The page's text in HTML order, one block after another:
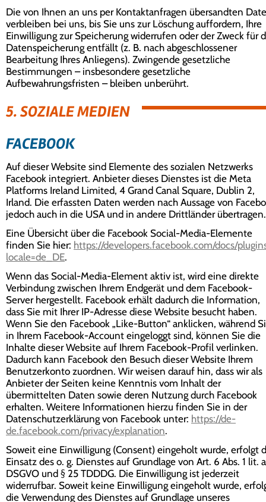
Die von Ihnen an uns per Kontaktanfragen übersandten
verbleiben bei uns, bis Sie uns zur Löschung auffordern, Ihre
Einwilligung zur Speicherung widerrufen oder der Zweck für
Datenspeicherung entfällt (z. B. nach abgeschlossener
Bearbeitung Ihres Anliegens). Zwingende gesetzliche
Bestimmungen – insbesondere gesetzliche
Aufbewahrungsfristen – bleiben unberührt.
5. SOZIALE MEDIEN
FACEBOOK
Auf dieser Website sind Elemente des sozialen Netzwerks
Facebook integriert. Anbieter dieses Dienstes ist die Meta
Platforms Ireland Limited, 4 Grand Canal Square, Dublin 2,
Irland. Die erfassten Daten werden nach Aussage von
jedoch auch in die USA und in andere Drittländer übertragen.
Eine Übersicht über die Facebook Social-Media-Elemente
finden Sie hier: https://developers.facebook.com/docs/
locale=de_DE.
Wenn das Social-Media-Element aktiv ist, wird eine direkte
Verbindung zwischen Ihrem Endgerät und dem Facebook-
Server hergestellt. Facebook erhält dadurch die Information,
dass Sie mit Ihrer IP-Adresse diese Website besucht haben.
Wenn Sie den Facebook „Like-Button“ anklicken, während
in Ihrem Facebook-Account eingeloggt sind, können Sie die
Inhalte dieser Website auf Ihrem Facebook-Profil verlinken.
Dadurch kann Facebook den Besuch dieser Website Ihrem
Benutzerkonto zuordnen. Wir weisen darauf hin, dass wir als
Anbieter der Seiten keine Kenntnis vom Inhalt der
übermittelten Daten sowie deren Nutzung durch Facebook
erhalten. Weitere Informationen hierzu finden Sie in der
Datenschutzerklärung von Facebook unter: https://de-
de.facebook.com/privacy/explanation.
Soweit eine Einwilligung (Consent) eingeholt wurde, erfolgt
Einsatz des o. g. Dienstes auf Grundlage von Art. 6 Abs. 1 lit. a
DSGVO und § 25 TDDDG. Die Einwilligung ist jederzeit
widerrufbar. Soweit keine Einwilligung eingeholt wurde,
die Verwendung des Dienstes auf Grundlage unseres